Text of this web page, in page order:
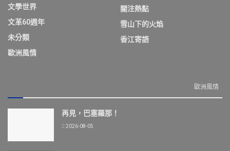
文學世界
文革60週年
未分類
歐洲風情
關注熱點
雪山下的火焰
香江寄語
歐洲風情
再見，巴塞羅那！
2026-08-05